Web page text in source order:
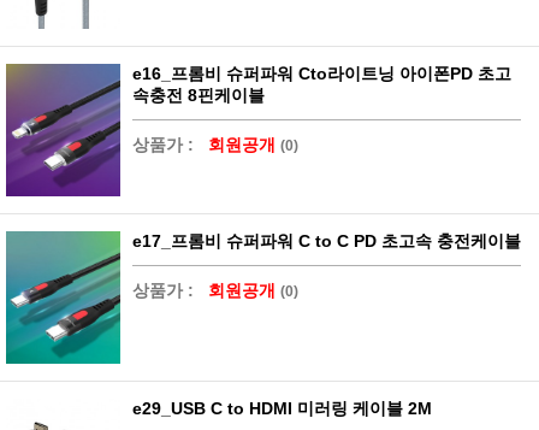
e16_프롬비 슈퍼파워 Cto라이트닝 아이폰PD 초고
속충전 8핀케이블
상품가 : 회원공개 (0)
e17_프롬비 슈퍼파워 C to C PD 초고속 충전케이블
상품가 : 회원공개 (0)
e29_USB C to HDMI 미러링 케이블 2M